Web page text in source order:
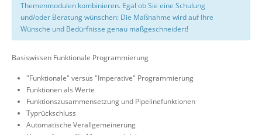
Themenmodulen kombinieren. Egal ob Sie eine Schulung
und/oder Beratung wünschen: Die Maßnahme wird auf Ihre
Wünsche und Bedürfnisse genau maßgeschneidert!
Basiswissen Funktionale Programmierung
"Funktionale" versus "Imperative" Programmierung
Funktionen als Werte
Funktionszusammensetzung und Pipelinefunktionen
Typrückschluss
Automatische Verallgemeinerung